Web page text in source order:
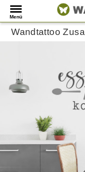
Menü
Wandtattoo